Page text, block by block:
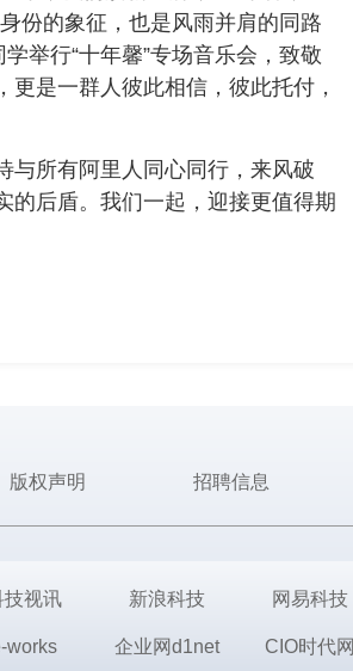
份的象征，也是风雨并肩的同路
举行“十年馨”专场音乐会，致敬
是一群人彼此相信，彼此托付，
与所有阿里人同心同行，来风破
的后盾。我们一起，迎接更值得期
版权声明 招聘信息
技视讯 新浪科技 网易科技
works 企业网d1net CIO时代网